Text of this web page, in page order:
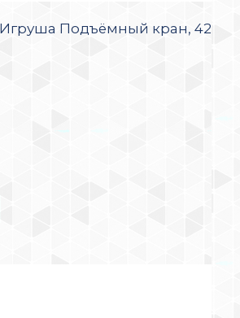
Игруша Подъёмный кран, 42